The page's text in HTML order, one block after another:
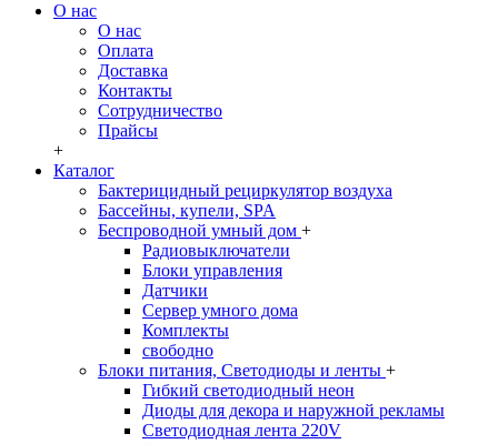
О нас
О нас
Оплата
Доставка
Контакты
Сотрудничество
Прайсы
+
Каталог
Бактерицидный рециркулятор воздуха
Бассейны, купели, SPA
Беспроводной умный дом +
Радиовыключатели
Блоки управления
Датчики
Сервер умного дома
Комплекты
свободно
Блоки питания, Светодиоды и ленты +
Гибкий светодиодный неон
Диоды для декора и наружной рекламы
Светодиодная лента 220V